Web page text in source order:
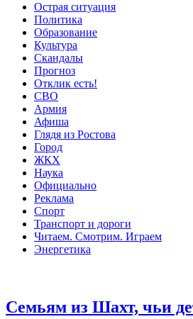
Острая ситуация
Политика
Образование
Культура
Скандалы
Прогноз
Отклик есть!
СВО
Армия
Афиша
Глядя из Ростова
Город
ЖКХ
Наука
Официально
Реклама
Спорт
Транспорт и дороги
Читаем. Смотрим. Играем
Энергетика
Семьям из Шахт, чьи